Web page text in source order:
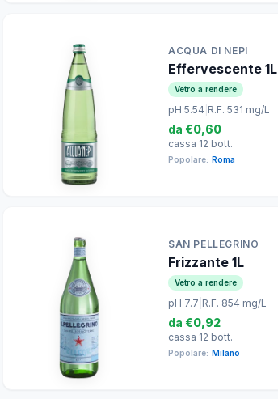
ACQUA DI NEPI
Effervescente 1L
Vetro a rendere
pH 5.54 R.F. 531 mg/L
da €0,60
cassa 12 bott.
Popolare: Roma
SAN PELLEGRINO
Frizzante 1L
Vetro a rendere
pH 7.7 R.F. 854 mg/L
da €0,92
cassa 12 bott.
Popolare: Milano